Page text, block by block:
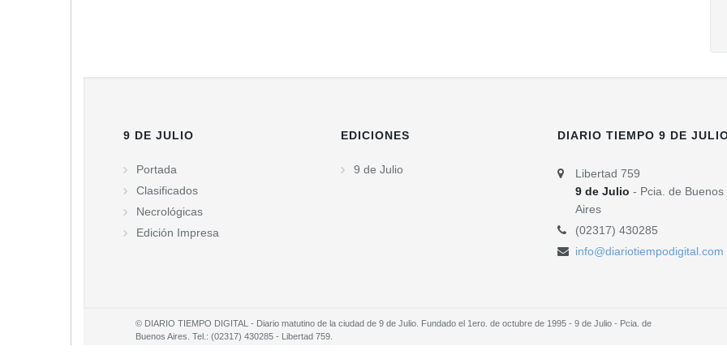
9 DE JULIO
Portada
Clasificados
Necrológicas
Edición Impresa
EDICIONES
9 de Julio
DIARIO TIEMPO 9 DE
Libertad 759
9 de Julio - Pcia. de Buenos
Aires
(02317) 430285
info@diariotiempodigital.com
© DIARIO TIEMPO DIGITAL - Diario matutino de la ciudad de 9 de Julio. Fundado el 1ero. de octubre de 1995 - 9 de Julio - Pcia. de
Buenos Aires. Tel.: (02317) 430285 - Libertad 759.